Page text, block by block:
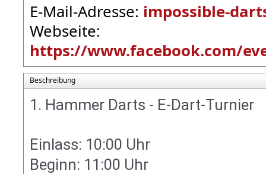
E-Mail-Adresse: impossible-
Webseite:
https://www.facebook.com/
Beschreibung
1. Hammer Darts - E-Dart-Turnier
Einlass: 10:00 Uhr
Beginn: 11:00 Uhr